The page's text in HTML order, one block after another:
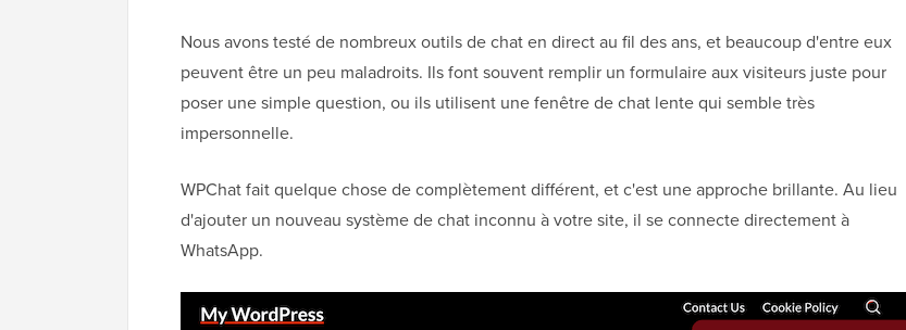
Nous avons testé de nombreux outils de chat en direct au fil des ans, et beaucoup d'entre eux
peuvent être un peu maladroits. Ils font souvent remplir un formulaire aux visiteurs juste pour
poser une simple question, ou ils utilisent une fenêtre de chat lente qui semble très
impersonnelle.
WPChat fait quelque chose de complètement différent, et c'est une approche brillante. Au lieu
d'ajouter un nouveau système de chat inconnu à votre site, il se connecte directement à
WhatsApp.